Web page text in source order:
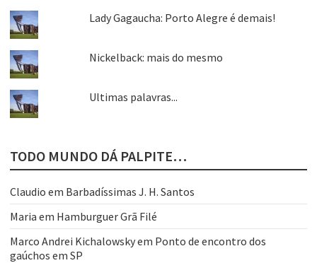
Lady Gagaucha: Porto Alegre é demais!
Nickelback: mais do mesmo
Ultimas palavras...
TODO MUNDO DÁ PALPITE…
Claudio em Barbadíssimas J. H. Santos
Maria em Hamburguer Grã Filé
Marco Andrei Kichalowskyem Ponto de encontro dos
gaúchos em SP